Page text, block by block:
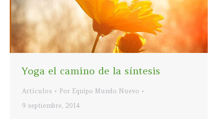
Yoga el camino de la síntesis
Artículos Por Equipo Mundo Nuevo
9 septiembre, 2014